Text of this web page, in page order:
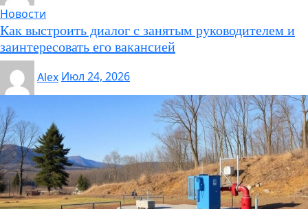
Новости
Как выстроить диалог с занятым руководителем и
заинтересовать его вакансией
Alex Июл 24, 2026